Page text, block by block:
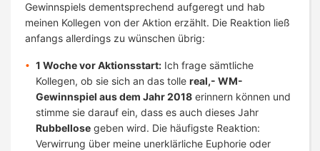
Gewinnspiels dementsprechend aufgeregt und hab
meinen Kollegen von der Aktion erzählt. Die Reaktion ließ
anfangs allerdings zu wünschen übrig:
1 Woche vor Aktionsstart: Ich frage sämtliche
Kollegen, ob sie sich an das tolle real,- WM-
Gewinnspiel aus dem Jahr 2018 erinnern können und
stimme sie darauf ein, dass es auch dieses Jahr
Rubbellose geben wird. Die häufigste Reaktion:
Verwirrung über meine unerklärliche Euphorie oder